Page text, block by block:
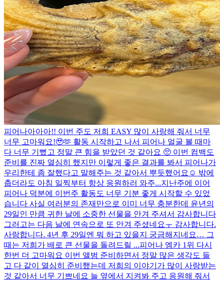
피어나아아아!! 이번 주도 저희 EASY 많이 사랑해 줘서 너무
너무 고마워요!🥹🫶 활동 시작하고 나서 피어나 얼굴 볼 때마
다 너무 기뻤고 정말 큰 힘을 받았던 것 같아요 🥺 이번 컴백도
준비를 진짜 열심히 했지만 이렇게 좋은 결과를 봐서 피어나가
우리한테 좀 잘했다고 말해주는 것 같아서 뿌듯했어요☺️ 밖에
춥더라도 아침 일찍부터 항상 응원하러 와주...지난주에 이어
피어나 덕분에 이번주 활동도 너무 기분 좋게 시작할 수 있었
습니다 사실 여러분의 존재만으로 이미 너무 충분한데 윤년의
29일인 만큼 귀한 날에 소중한 선물을 안겨 주셔서 감사합니다
그러고는 다음 날에 연속으로 또 안겨 주셨네요ㅜ 감사합니다.
사랑합니다. 4년 후 29일엔 뭐 하고 있을지 궁금해지네요… 그
때는 저희가 배로 큰 선물을 돌려드릴 ...피어나 엠카 1위 다시
한번 더 고마워요 이번 앨범 준비하면서 정말 많은 생각도 들
고 다 같이 열심히 준비했는데 저희의 이야기가 많이 사랑받는
것 같아서 너무 기쁘네요 늘 옆에서 지켜봐 주고 응원해 줘서